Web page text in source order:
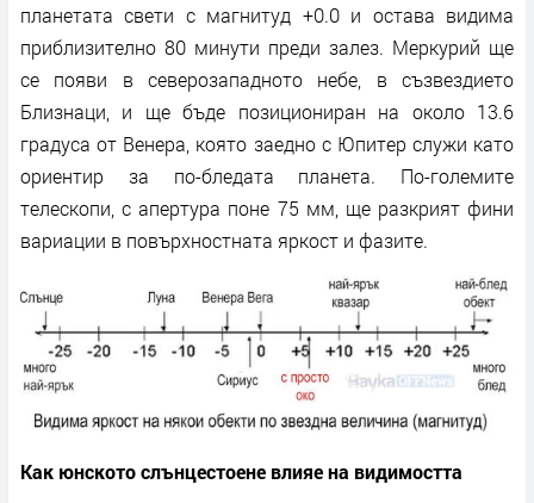
планетата свети с магнитуд +0.0 и остава видима
приблизително 80 минути преди залез. Меркурий ще
се появи в северозападното небе, в съзвездието
Близнаци, и ще бъде позициониран на около 13.6
градуса от Венера, която заедно с Юпитер служи като
ориентир за по-бледата планета. По-големите
телескопи, с апертура поне 75 мм, ще разкрият фини
вариации в повърхностната яркост и фазите.
Как юнското слънцестоене влияе на видимостта